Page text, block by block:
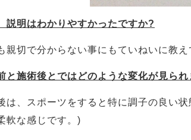
説明はわかりやすかったですか?
親切で分からない事にもていねいに教え
と施術後とではどのような変化が見られ
は、スポーツをすると特に調子の良い
軟な感じです。)